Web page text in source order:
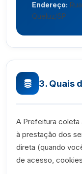
Endereço:
Queluz/SP
3. Quais
A Prefeitura coleta
à prestação dos
direta (quando
de acesso,